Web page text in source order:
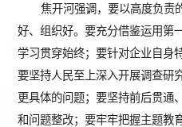
焦开河强调，要以高度负责
好、组织好。要充分借鉴运用第
学习贯穿始终；要针对企业自身
要坚持人民至上深入开展调查研
更具体的问题；要坚持前后贯通
和问题整改；要牢牢把握主题教